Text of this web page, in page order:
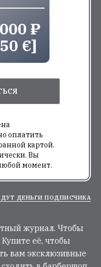
₽
€]
оплатить
картой.
Вы
момент.
ДЕНЬГИ ПОДПИСЧИКА
журнал. Чтобы
её, чтобы
вам эксклюзивные